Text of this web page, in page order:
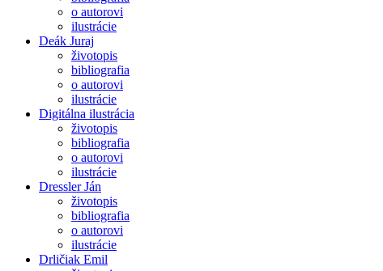
o autorovi
ilustrácie
Deák Juraj
životopis
bibliografia
o autorovi
ilustrácie
Digitálna ilustrácia
životopis
bibliografia
o autorovi
ilustrácie
Dressler Ján
životopis
bibliografia
o autorovi
ilustrácie
Drličiak Emil